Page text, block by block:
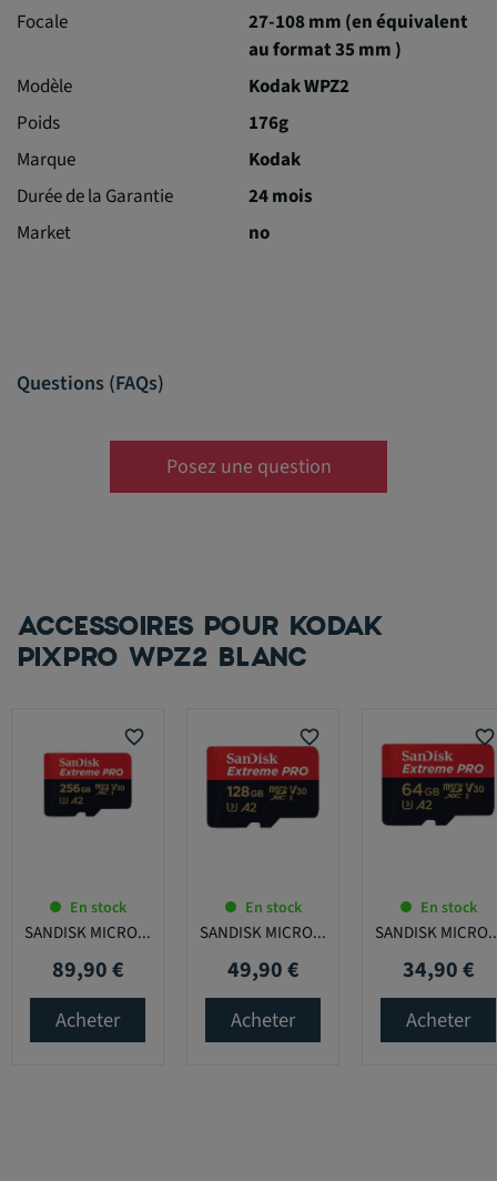
Focale
27-108 mm (en équivalent
au format 35 mm )
Modèle
Kodak WPZ2
Poids
176g
Marque
Kodak
Durée de la Garantie
24 mois
Market
no
Questions (FAQs)
Posez une question
ACCESSOIRES POUR KODAK
PIXPRO WPZ2 BLANC
favorite_border
En stock
SANDISK MICRO...
Prix
89,90 €
Acheter
favorite_border
En stock
SANDISK MICRO...
Prix
49,90 €
Acheter
favorite_border
En stock
SANDISK
Prix
34,90 €
Acheter